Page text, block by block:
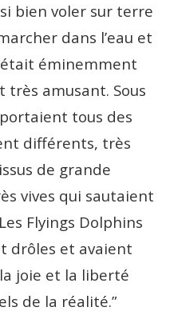
bien voler sur terre
dans l’eau et
éminemment
amusant. Sous
tous des
différents, très
de grande
vives qui sautaient
Flyings Dolphins
drôles et avaient
joie et la liberté
de la réalité.”